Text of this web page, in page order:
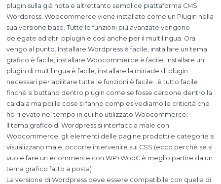
plugin sulla già nota e altrettanto semplice piattaforma CMS
Wordpress. Woocommerce viene installato come un Plugin nella
sua versione base. Tutte le funzioni più avanzate vengono
delegate ad altri pplugin e così anche per il multilingua. Ora
vengo al punto. Installare Wordpress è facile, installare un tema
grafico è facile, installare Woocommerce è facile, installare un
plugin di multilingua è facile, installare la miriade di plugin
necessari per abilitare tutte le funzioni è facile…è tutto facile
finchè si buttano dentro plugin come se fosse carbone dentro la
caldaia ma poi le cose si fanno comples vediamo le criticità che
ho rilevato nel tempo in cui ho utilizzato Woocommerce:
Il tema grafico di Wordpress si interfaccia male con
Woocommerce, gli elementi delle pagine prodotti e categorie si
visualizzano male, occorre intervenire sui CSS (ecco perchè se si
vuole fare un ecommerce con WP+WooC è meglio partire da un
tema grafico fatto a posta)
La versione di Wordpress deve essere compatibile con quella di